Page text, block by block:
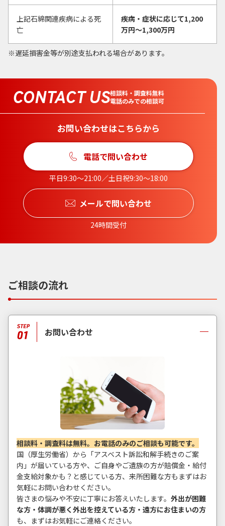
上記石綿関連疾病による死
亡
疾病・症状に応じて1,200
万円〜1,300万円
遅延損害金等が別途支払われる場合があります。
CONTACT US相談料・調査料無料
電話のみでの相談可
お問い合わせはこちらから
電話で問い合わせ
平日9:30〜21:00／土日祝9:30〜18:00
メールで問い合わせ
24時間受付
ご相談の流れ
お問い合わせ
相談料・調査料は無料。お電話のみのご相談も可能です。
国（厚生労働省）から「アスベスト訴訟和解手続きのご案
内」が届いている方や、ご自身やご遺族の方が賠償金・給付
金支給対象かも？と感じている方、来所困難な方もまずはお
気軽にお問い合わせください。
皆さまの悩みや不安に丁寧にお答えいたします。 外出が困難
な方・体調が悪く外出を控えている方・遠方にお住まいの方
も、まずはお気軽にご連絡ください。